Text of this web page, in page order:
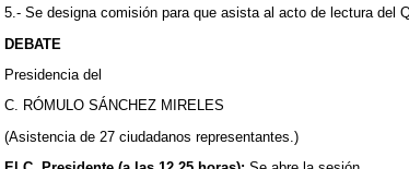
5.- Se designa comisión para que asista al acto de lectura del
DEBATE
Presidencia del
C. RÓMULO SÁNCHEZ MIRELES
(Asistencia de 27 ciudadanos representantes.)